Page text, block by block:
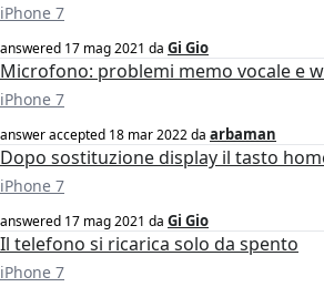
iPhone 7
answered 17 mag 2021 da Gi Gio
Microfono: problemi memo vocale e
iPhone 7
answer accepted 18 mar 2022da arbaman
Dopo sostituzione display il tasto
iPhone 7
answered 17 mag 2021 da Gi Gio
Il telefono si ricarica solo da spento
iPhone 7